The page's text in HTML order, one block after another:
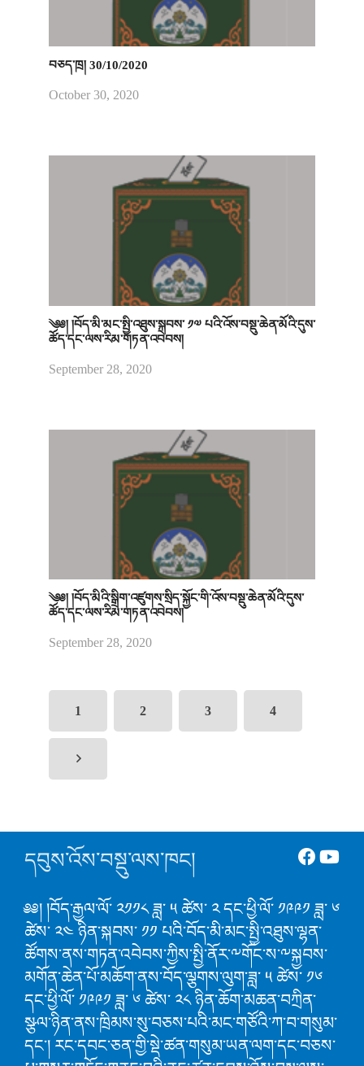
བཅད་ཁྲ། 30/10/2020
October 30, 2020
༄༅། །བོད་མི་མང་སྤྱི་འཐུས་སྐབས་ ༡༧ པའི་འོས་བསྡུ་ཆེན་མོའི་དུས་
ཚོད་དང་ལས་རིམ་གཏན་འབེབས།
September 28, 2020
༄༅། །བོད་མིའི་སྒྲིག་འཛུགས་སྲིད་སྐྱོང་གི་འོས་བསྡུ་ཆེན་མོའི་དུས་
ཚོད་དང་ལས་རིམ་གཏན་འབེབས།
September 28, 2020
1 2 3 4
དབུས་འོས་བསྡུ་ལས་ཁང།
༅༅། །བོད་རྒྱལ་ལོ་ ༢༡༡༨ ཟླ་ ༥ ཚེས་ ༢ དང་ཕྱི་ལོ་ ༡༩༩༡ ཟླ་ ༦
ཚེས་ ༢༤ ཉིན་སྐབས་ ༡༡ པའི་བོད་མི་མང་སྤྱི་འཐུས་ལྷན་
ཚོགས་ནས་གཏན་འབེབས་ཀྱིས་སྤྱི་ནོར་༸གོང་ས་༸སྐྱབས་
མགོན་ཆེན་པོ་མཆོག་ནས་བོད་ལྕགས་ལུག་ཟླ་ ༥ ཚེས་ ༡༦
དང་ཕྱི་ལོ་ ༡༩༩༡ ཟླ་ ༦ ཚེས་ ༢༨ ཉིན་ཆོག་མཆན་བཀྲིན་
སྩལ་ཉིན་ནས་ཁྲིམས་སུ་བཅས་པའི་མང་གཙོའི་ཀ་བ་གསུམ་
དང་། རང་དབང་ཅན་གྱི་སྡེ་ཚན་གསུམ་ཡན་ལག་དང་བཅས་